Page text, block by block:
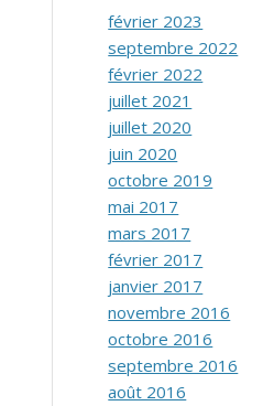
février 2023
septembre 2022
février 2022
juillet 2021
juillet 2020
juin 2020
octobre 2019
mai 2017
mars 2017
février 2017
janvier 2017
novembre 2016
octobre 2016
septembre 2016
août 2016